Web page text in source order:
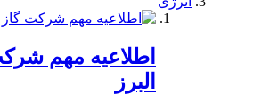
️اطلاعیه مهم
البرز